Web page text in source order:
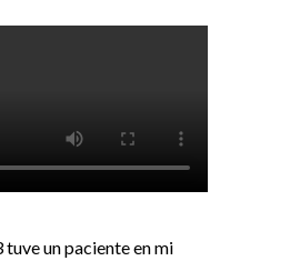
tuve un paciente en mi